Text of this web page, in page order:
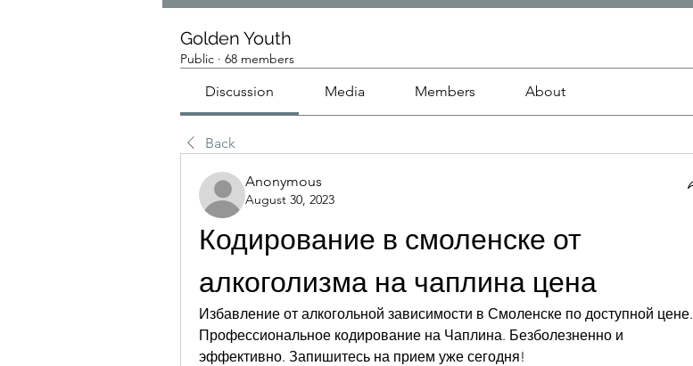
Golden Youth
Public · 68 members
Discussion Media Members About
Back
Anonymous
August 30, 2023
Кодирование в смоленске от
алкоголизма на чаплина цена
Избавление от алкогольной зависимости в Смоленске по доступной цене.
Профессиональное кодирование на Чаплина. Безболезненно и
эффективно. Запишитесь на прием уже сегодня!